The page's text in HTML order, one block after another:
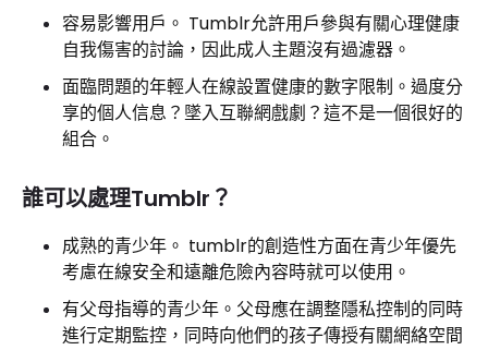
容易影響用戶。 Tumblr允許用戶參與有關心理健康
自我傷害的討論，因此成人主題沒有過濾器。
面臨問題的年輕人在線設置健康的數字限制。過度分
享的個人信息？墜入互聯網戲劇？這不是一個很好的
組合。
誰可以處理Tumblr？
成熟的青少年。 tumblr的創造性方面在青少年優先
考慮在線安全和遠離危險內容時就可以使用。
有父母指導的青少年。父母應在調整隱私控制的同時
進行定期監控，同時向他們的孩子傳授有關網絡空間